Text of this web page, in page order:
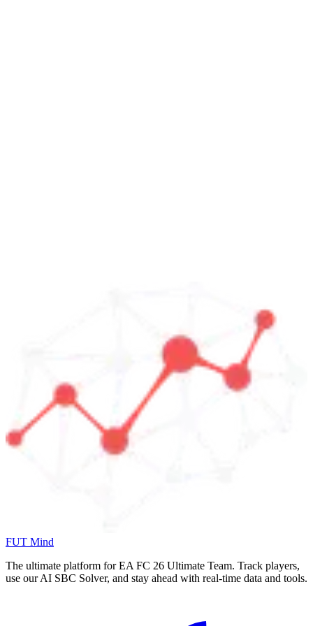
FUT Mind
The ultimate platform for EA FC 26 Ultimate Team. Track players,
use our AI SBC Solver, and stay ahead with real-time data and tools.